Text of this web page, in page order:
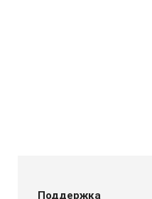
Поддержка